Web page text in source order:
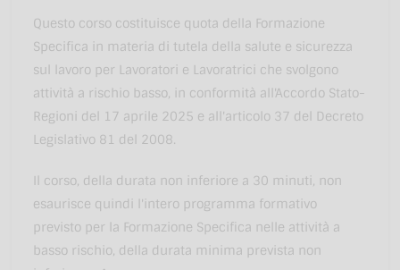
Questo corso costituisce quota della Formazione
Specifica in materia di tutela della salute e sicurezza
sul lavoro per Lavoratori e Lavoratrici che svolgono
attività a rischio basso, in conformità all'Accordo Stato-
Regioni del 17 aprile 2025 e all'articolo 37 del Decreto
Legislativo 81 del 2008.
Il corso, della durata non inferiore a 30 minuti, non
esaurisce quindi l'intero programma formativo
previsto per la Formazione Specifica nelle attività a
basso rischio, della durata minima prevista non